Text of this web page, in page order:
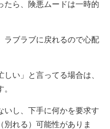
たら、険悪ムードは一時的
ラブラブに戻れるので心配
い」と言ってる場合は、
いし、下手に何かを要求す
別れる）可能性がありま